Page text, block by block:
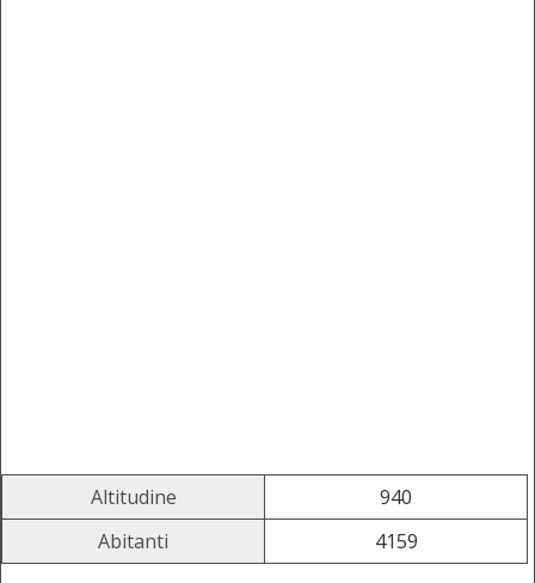
Altitudine
940
Abitanti
4159